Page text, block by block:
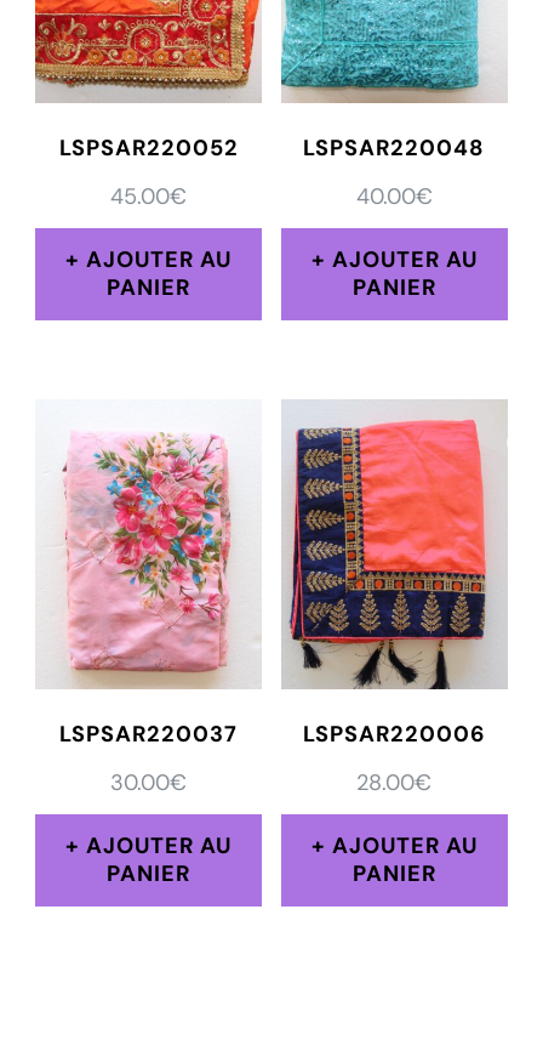
LSPSAR220052
45.00€
AJOUTER AU
PANIER
LSPSAR220048
40.00€
AJOUTER AU
PANIER
LSPSAR220037
30.00€
AJOUTER AU
PANIER
LSPSAR220006
28.00€
AJOUTER AU
PANIER